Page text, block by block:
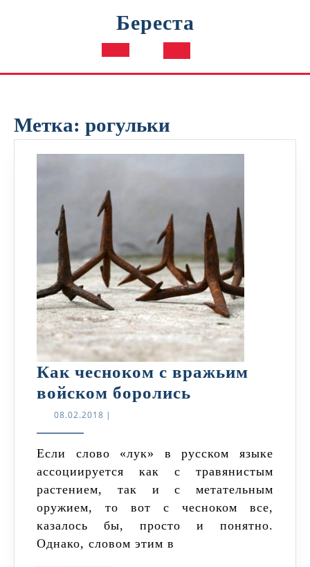
Береста
Кнопка
Метка: рогульки
Как чесноком с вражьим
войском боролись
вражьим
войском
боролись
08.02.2018 08.02.2018
|
Если слово «лук» в русском языке
ассоциируется как с травянистым
растением, так и с метательным
оружием, то вот с чесноком все,
казалось бы, просто и понятно.
Однако, словом этим в